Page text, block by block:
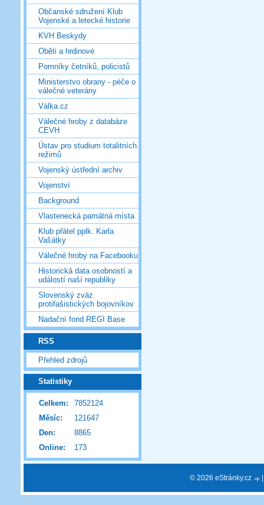
Občanské sdružení Klub
Vojenské a letecké historie
KVH Beskydy
Oběti a hrdinové
Pomníky četníků, policistů
Ministerstvo obrany - péče o
válečné veterány
Válka.cz
Válečné hroby z databáze
CEVH
Ústav pro studium totalitních
režimů
Vojenský ústřední archiv
Vojenství
Background
Vlastenecká památná místa
Klub přátel pplk. Karla
Vašátky
Válečné hroby na Facebooku
Historická data osobností a
událostí naší republiky
Slovenský zväz
protifašistických bojovníkov
Nadační fond REGI Base
RSS
Přehled zdrojů
Statistiky
Online: 173
Celkem:
7852124
Měsíc:
121647
Den:
8865
© 2026 eStránky.cz